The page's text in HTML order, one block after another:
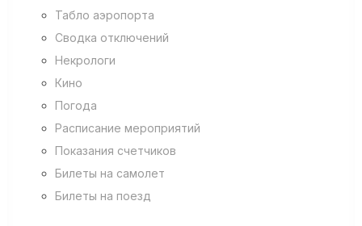
Табло аэропорта
Сводка отключений
Некрологи
Кино
Погода
Расписание мероприятий
Показания счетчиков
Билеты на самолет
Билеты на поезд